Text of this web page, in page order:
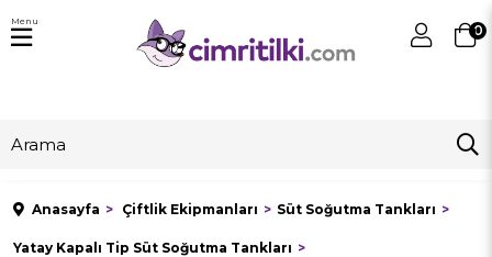
0
Menu
Anasayfa Çiftlik Ekipmanları Süt Soğutma Tankları
Yatay Kapalı Tip Süt Soğutma Tankları